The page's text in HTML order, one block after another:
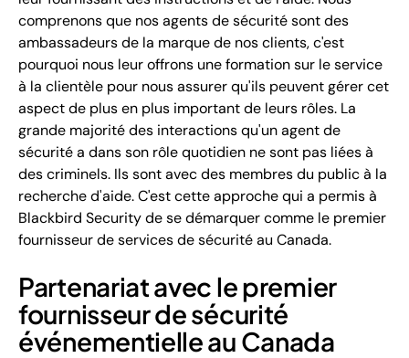
comprenons que nos agents de sécurité sont des
ambassadeurs de la marque de nos clients, c'est
pourquoi nous leur offrons une formation sur le service
à la clientèle pour nous assurer qu'ils peuvent gérer cet
aspect de plus en plus important de leurs rôles. La
grande majorité des interactions qu'un agent de
sécurité a dans son rôle quotidien ne sont pas liées à
des criminels. Ils sont avec des membres du public à la
recherche d'aide. C'est cette approche qui a permis à
Blackbird Security de se démarquer comme le premier
fournisseur de services de sécurité au Canada.
Partenariat avec le premier
fournisseur de sécurité
événementielle au Canada